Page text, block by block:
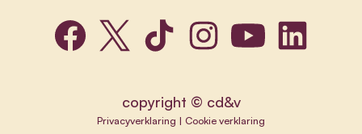
copyright © cd&v
Privacyverklaring | Cookie verklaring